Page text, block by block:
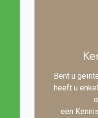
Bent u
heeft u
een